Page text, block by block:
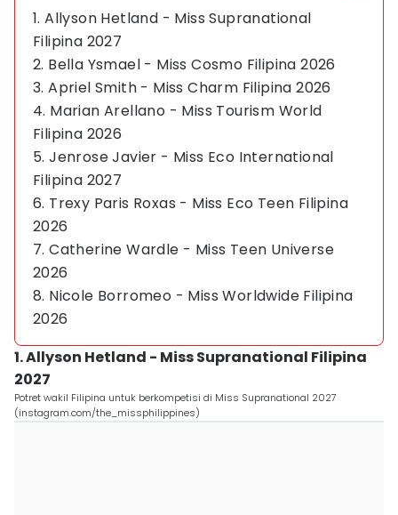
1. Allyson Hetland - Miss Supranational
Filipina 2027
2. Bella Ysmael - Miss Cosmo Filipina 2026
3. Apriel Smith - Miss Charm Filipina 2026
4. Marian Arellano - Miss Tourism World
Filipina 2026
5. Jenrose Javier - Miss Eco International
Filipina 2027
6. Trexy Paris Roxas - Miss Eco Teen Filipina
2026
7. Catherine Wardle - Miss Teen Universe
2026
8. Nicole Borromeo - Miss Worldwide Filipina
2026
1. Allyson Hetland - Miss Supranational Filipina
2027
Potret wakil Filipina untuk berkompetisi di Miss Supranational 2027
(instagram.com/the_missphilippines)